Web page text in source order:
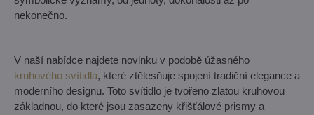
nekonečno.
V naší nabídce najdete novinku v podobě úžasného
kruhového svítidla, které ztělesňuje spojení tradiční elegance a
moderního designu. Toto svítidlo je tvořeno zlatou kruhovou
základnou, do které jsou zasazeny křišťálové prismy a